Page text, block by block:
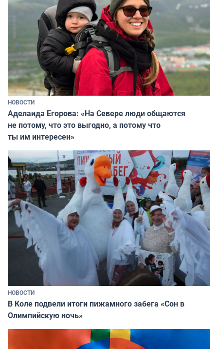
НОВОСТИ
Аделаида Егорова: «На Севере люди общаются
не потому, что это выгодно, а потому что
ты им интересен»
НОВОСТИ
В Коле подвели итоги пижамного забега «Сон в
Олимпийскую ночь»